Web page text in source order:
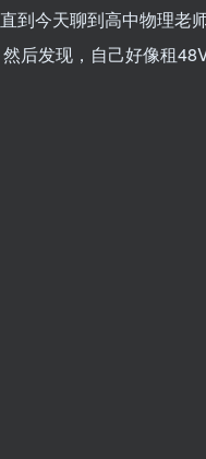
到今天聊到高中物理老
后发现，自己好像租